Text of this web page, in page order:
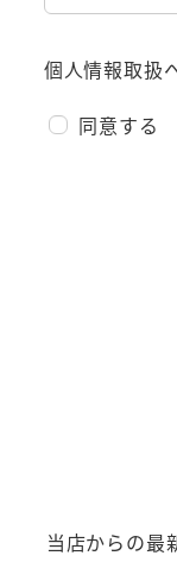
個人情報取扱
同意する
当店からの最